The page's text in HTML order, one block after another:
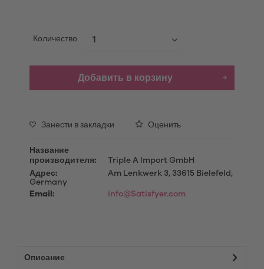
Количество
Добавить в корзину
Занести в закладки Оценить
Название
производителя:
Triple A Import GmbH
Адрес:
Am Lenkwerk 3, 33615 Bielefeld,
Germany
Email:
info@Satisfyer.com
Описание